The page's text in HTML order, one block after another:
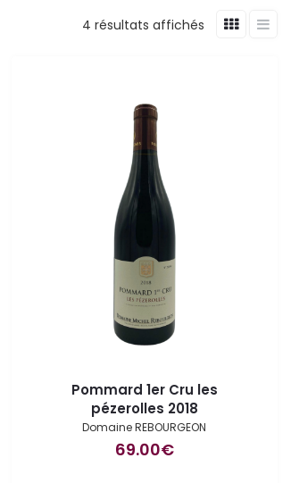
4 résultats affichés
Pommard 1er Cru les
pézerolles 2018
Domaine REBOURGEON
69.00€